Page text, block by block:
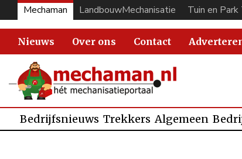
Mechaman LandbouwMechanisatie Tuin en Park
Nieuws Over ons Contact
Bedrijfsnieuws Trekkers Algemeen